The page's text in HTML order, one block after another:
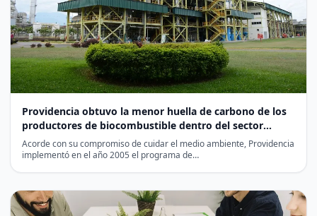
Providencia obtuvo la menor huella de carbono de los
productores de biocombustible dentro del sector
azucarero
Acorde con su compromiso de cuidar el medio ambiente, Providencia
implementó en el año 2005 el programa de…